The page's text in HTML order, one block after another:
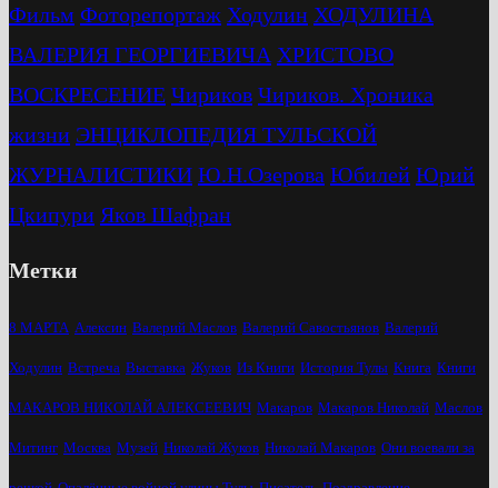
Фильм Фоторепортаж Ходулин ХОДУЛИНА
ВАЛЕРИЯ ГЕОРГИЕВИЧА ХРИСТОВО
ВОСКРЕСЕНИЕ Чириков Чириков. Хроника
жизни ЭНЦИКЛОПЕДИЯ ТУЛЬСКОЙ
ЖУРНАЛИСТИКИ Ю.Н.Озерова Юбилей Юрий
Цкипури Яков Шафран
Метки
8 МАРТА Алексин Валерий Маслов Валерий Савостьянов Валерий
Ходулин Встреча Выставка Жуков Из Книги История Тулы Книга Книги
МАКАРОВ НИКОЛАЙ АЛЕКСЕЕВИЧ Макаров Макаров Николай Маслов
Митинг Москва Музей Николай Жуков Николай Макаров Они воевали за